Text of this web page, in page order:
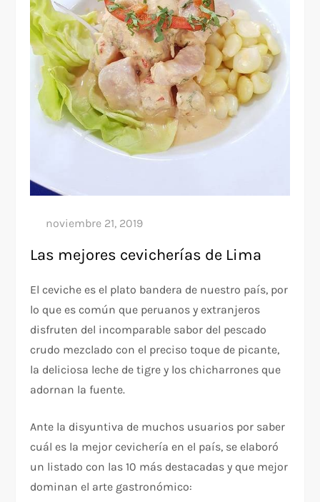
Las mejores cevicherías de Lima
El ceviche es el plato bandera de nuestro país, por
lo que es común que peruanos y extranjeros
disfruten del incomparable sabor del pescado
crudo mezclado con el preciso toque de picante,
la deliciosa leche de tigre y los chicharrones que
adornan la fuente.
Ante la disyuntiva de muchos usuarios por saber
cuál es la mejor cevichería en el país, se elaboró
un listado con las 10 más destacadas y que mejor
dominan el arte gastronómico: